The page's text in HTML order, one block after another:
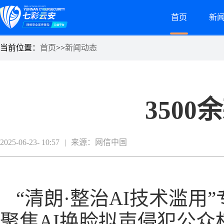
首页 新
当前位置： 首页>>新闻动态
3500
2025-06-23- 10:57 | 来源：网信中国
“清朗·整治AI技术滥用